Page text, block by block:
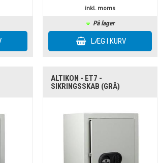
inkl. moms
På lager
ALTIKON - ET7 -
SIKRINGSSKAB (GRÅ)